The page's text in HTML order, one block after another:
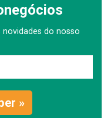
novidades do nosso
»